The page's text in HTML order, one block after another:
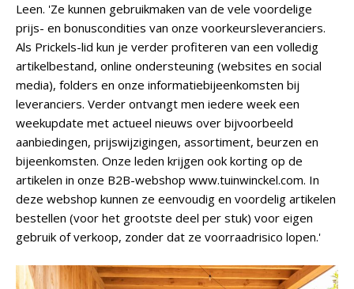
Leen. 'Ze kunnen gebruikmaken van de vele voordelige
prijs- en bonuscondities van onze voorkeursleveranciers.
Als Prickels-lid kun je verder profiteren van een volledig
artikelbestand, online ondersteuning (websites en social
media), folders en onze informatiebijeenkomsten bij
leveranciers. Verder ontvangt men iedere week een
weekupdate met actueel nieuws over bijvoorbeeld
aanbiedingen, prijswijzigingen, assortiment, beurzen en
bijeenkomsten. Onze leden krijgen ook korting op de
artikelen in onze B2B-webshop www.tuinwinckel.com. In
deze webshop kunnen ze eenvoudig en voordelig artikelen
bestellen (voor het grootste deel per stuk) voor eigen
gebruik of verkoop, zonder dat ze voorraadrisico lopen.'